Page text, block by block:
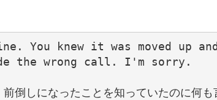
You knew it was moved up
the wrong call. I'm sorry.
倒しになったことを知っていたのに何も